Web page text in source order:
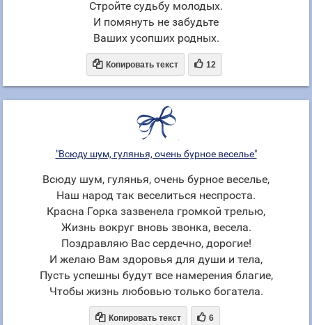
Стройте судьбу молодых.
И помянуть не забудьте
Ваших усопших родных.
 Копировать текст  12
"Всюду шум, гулянья, очень бурное веселье"
Всюду шум, гулянья, очень бурное веселье,
Наш народ так веселиться неспроста.
Красна Горка зазвенела громкой трелью,
Жизнь вокруг вновь звонка, весела.
Поздравляю Вас сердечно, дорогие!
И желаю Вам здоровья для души и тела,
Пусть успешны будут все намерения благие,
Чтобы жизнь любовью только богатела.
 Копировать текст  6